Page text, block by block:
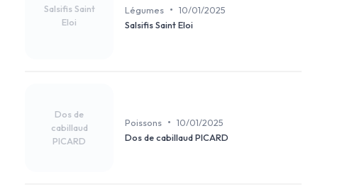
Salsifis Saint
Eloi
Légumes • 10/01/2025
Salsifis Saint Eloi
Dos de
cabillaud
PICARD
Poissons • 10/01/2025
Dos de cabillaud PICARD